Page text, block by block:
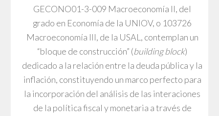
GECONO01-3-009 Macroeconomía II, del
grado en Economía de la UNIOV, o 103726
Macroeconomía III, de la USAL, contemplan un
“bloque de construcción” (building block)
dedicado a la relación entre la deuda pública y la
inflación, constituyendo un marco perfecto para
la incorporación del análisis de las interaciones
de la política fiscal y monetaria a través de